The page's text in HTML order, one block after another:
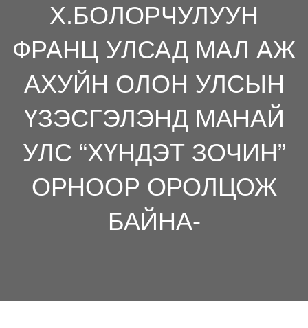
Х.БОЛОРЧУЛУУН
ФРАНЦ УЛСАД МАЛ АЖ
АХУЙН ОЛОН УЛСЫН
ҮЗЭСГЭЛЭНД МАНАЙ
УЛС “ХҮНДЭТ ЗОЧИН”
ОРНООР ОРОЛЦОЖ
БАЙНА-